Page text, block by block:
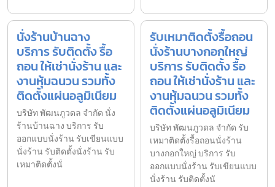
นั่งร้านบ้านฉาง
บริการ รับติดตั้ง รื้อ
ถอน ให้เช่านั่งร้าน และ
งานหุ้มฉนวน รวมทั้ง
ติดตั้งแผ่นอลูมิเนียม
บริษัท พัฒนภูวดล จำกัด นั่ง
ร้านบ้านฉาง บริการ รับ
ออกแบบนั่งร้าน รับเขียนแบบ
นั่งร้าน รับติดตั้งนั่งร้าน รับ
เหมาติดตั้งนั่
รับเหมาติดตั้งรื้อถอน
นั่งร้านบางกอกใหญ่
บริการ รับติดตั้ง รื้อ
ถอน ให้เช่านั่งร้าน และ
งานหุ้มฉนวน รวมทั้ง
ติดตั้งแผ่นอลูมิเนียม
บริษัท พัฒนภูวดล จำกัด รับ
เหมาติดตั้งรื้อถอนนั่งร้าน
บางกอกใหญ่ บริการ รับ
ออกแบบนั่งร้าน รับเขียนแบบ
นั่งร้าน รับติดตั้งนั